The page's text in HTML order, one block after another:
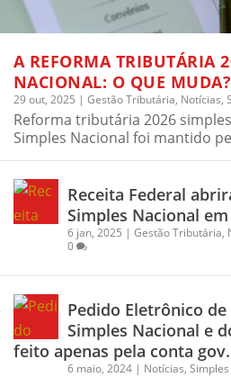
A REFORMA TRIBUTÁRIA
NACIONAL: O QUE MUDA?
29 out, 2025 | Gestão Tributária, Notícias,
Reforma tributária 2026
Simples Nacional foi mantido
Receita Federal
Simples Nacional
6 jan, 2025 | Gestão Tributária,
0
Pedido Eletrônico
Simples Nacional e
feito apenas pela conta
6 maio, 2024| Notícias,